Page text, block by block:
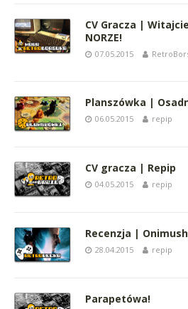
CV Gracza |
NORZE!
07.05.2015
Planszówka |
06.05.2015 repip
CV gracza | Repip
04.05.2015 repip
Recenzja |
28.04.2015 repip
Parapetówa!